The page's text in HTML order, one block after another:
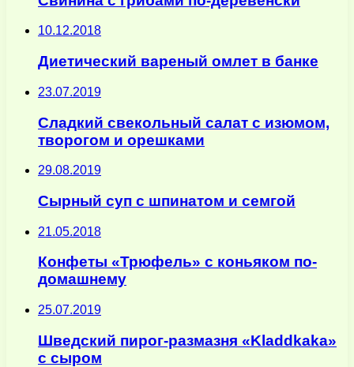
10.12.2018
Диетический вареный омлет в банке
23.07.2019
Сладкий свекольный салат с изюмом,
творогом и орешками
29.08.2019
Сырный суп с шпинатом и семгой
21.05.2018
Конфеты «Трюфель» с коньяком по-
домашнему
25.07.2019
Шведский пирог-размазня «Kladdkaka»
с сыром